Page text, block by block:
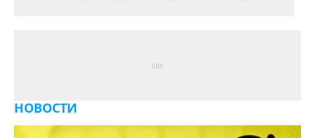
НОВОСТИ